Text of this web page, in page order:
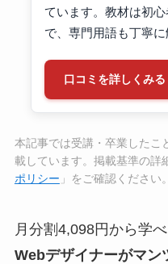
ています。教材は初
で、専門用語も丁寧
口コミを詳しくみる
本記事では受講・卒業したこ
載しています。掲載基準の詳
ポリシー 」をご確認ください。
月分割4,098円から学
Webデザイナーがマン